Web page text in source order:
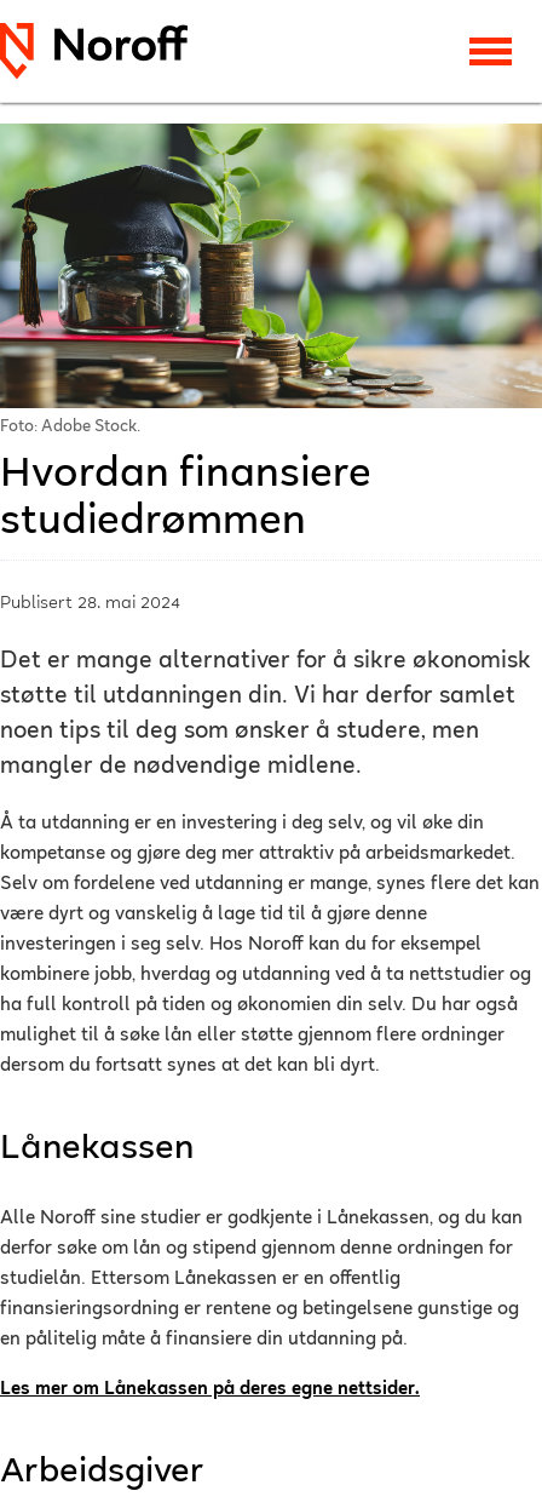
Foto: Adobe Stock.
Hvordan finansiere
studiedrømmen
Publisert 28. mai 2024
Det er mange alternativer for å sikre økonomisk
støtte til utdanningen din. Vi har derfor samlet
noen tips til deg som ønsker å studere, men
mangler de nødvendige midlene.
Å ta utdanning er en investering i deg selv, og vil øke din
kompetanse og gjøre deg mer attraktiv på arbeidsmarkedet.
Selv om fordelene ved utdanning er mange, synes flere det kan
være dyrt og vanskelig å lage tid til å gjøre denne
investeringen i seg selv. Hos Noroff kan du for eksempel
kombinere jobb, hverdag og utdanning ved å ta nettstudier og
ha full kontroll på tiden og økonomien din selv. Du har også
mulighet til å søke lån eller støtte gjennom flere ordninger
dersom du fortsatt synes at det kan bli dyrt.
Lånekassen
Alle Noroff sine studier er godkjente i Lånekassen, og du kan
derfor søke om lån og stipend gjennom denne ordningen for
studielån. Ettersom Lånekassen er en offentlig
finansieringsordning er rentene og betingelsene gunstige og
en pålitelig måte å finansiere din utdanning på.
Les mer om Lånekassen på deres egne nettsider.
Arbeidsgiver